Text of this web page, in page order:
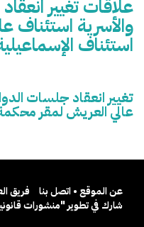
علاقات تغيير
والأسرية استئناف
استئناف
تغيير انعقاد جلسات
عالي العريش لمقر
عن الموقع • اتصل بنا
فريق
شارك في تطوير "منشورات